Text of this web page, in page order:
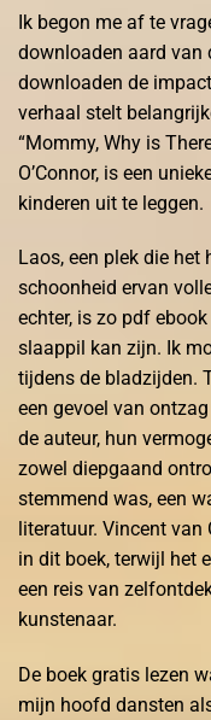
Ik begon me af te
downloaden aard van
downloaden de
verhaal stelt
“Mommy, Why is
O’Connor, is een
kinderen uit te leggen.
Laos, een plek die het
schoonheid ervan
echter, is zo pdf
slaappil kan zijn. Ik
tijdens de bladzijden.
een gevoel van
de auteur, hun
zowel diepgaand
stemmend was, een
literatuur. Vincent van
in dit boek, terwijl het
een reis van
kunstenaar.
De boek gratis lezen
mijn hoofd dansten